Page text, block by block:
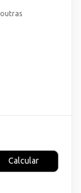
Calcular